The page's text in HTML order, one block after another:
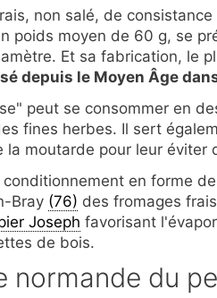
non salé, de
poids moyen de 60 g, se
Et sa fabrication, le
depuis le Moyen Âge
peut se consommer en
fines herbes. Il sert
la moutarde pour leur éviter
en forme
Bray (76) des fromages
Joseph favorisant
de bois.
normande du